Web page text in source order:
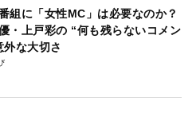
組に「女性MC」は必要なのか？
・上戸彩の “何も残らないコメン
外な大切さ